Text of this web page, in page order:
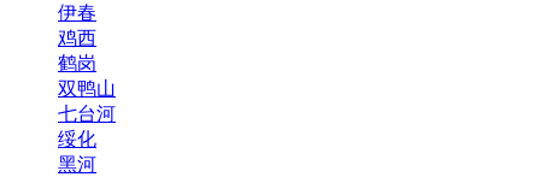
伊春
鸡西
鹤岗
双鸭山
七台河
绥化
黑河